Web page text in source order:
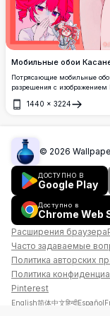
Мобильные обои
Потрясающие мобильные
разрешения с изображением
премиальный коллаж в
детализированной графики
Идеально подходит для
аниме, ищущих
для смартфонов с
четкостью и яркими цветами.
1440 × 3224
Открыть
© 2026
ДОСТУПНО В
Google Play
Доступно в
Chrome Web
Расширения браузера
Часто задаваемые
Политика авторских
Политика
Pinterest
English简体中文हिन्दीEspañol